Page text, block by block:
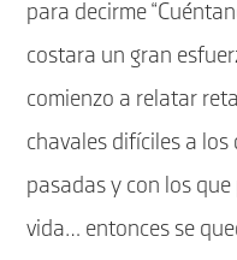
para decirme
costara un gran
comienzo a relatar
chavales difíciles a
pasadas y con los
vida… entonces se